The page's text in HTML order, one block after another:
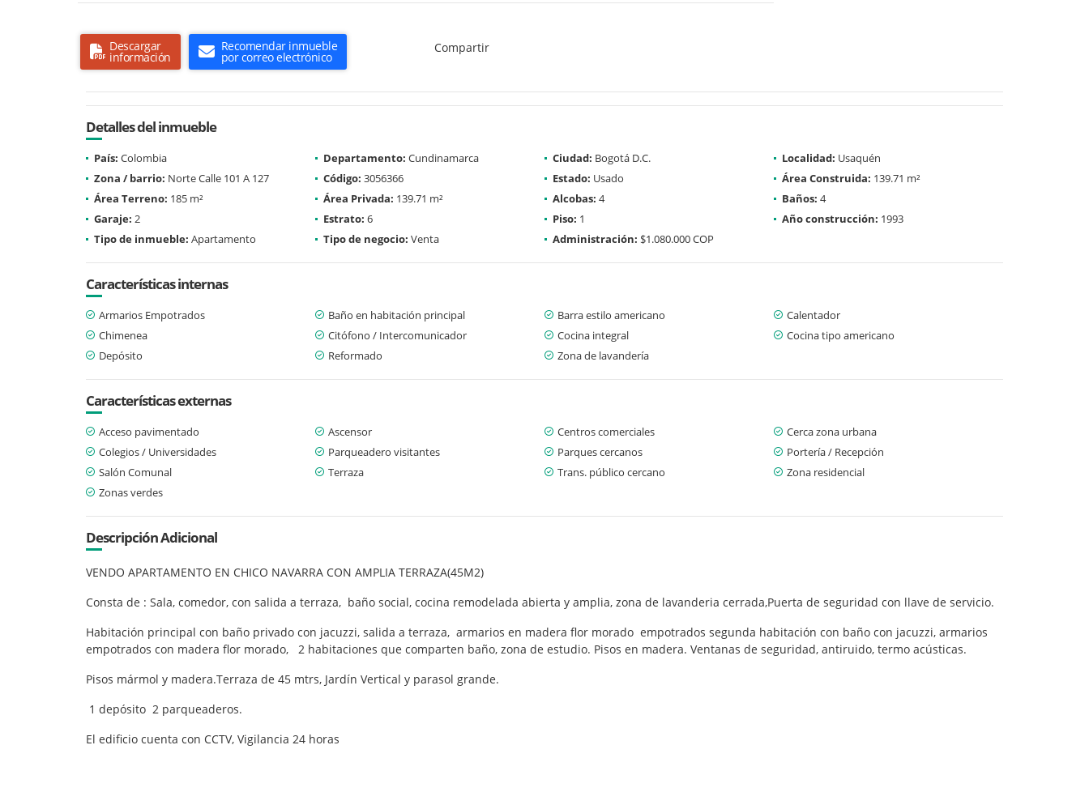
Descargar
información
Recomendar inmueble
por correo electrónico
Compartir
Detalles del inmueble
País: Colombia Departamento: Cundinamarca Ciudad: Bogotá D.C. Localidad: Usaquén
Zona / barrio: Norte Calle 101 A 127 Código: 3056366 Estado: Usado Área Construida: 139.71 m²
Área Terreno: 185 m² Área Privada: 139.71 m² Alcobas: 4 Baños: 4
Garaje: 2 Estrato: 6 Piso: 1 Año construcción: 1993
Tipo de inmueble: Apartamento Tipo de negocio: Venta Administración: $1.080.000 COP
Características internas
Armarios Empotrados Baño en habitación principal Barra estilo americano
Calentador
Chimenea
Citófono / Intercomunicador Cocina integral
Cocina tipo americano
Depósito
Reformado Zona de lavandería
Características externas
Acceso pavimentado Ascensor Centros comerciales
Cerca zona urbana
Colegios / Universidades
Parqueadero visitantes Parques cercanos
Portería / Recepción
Salón Comunal
Terraza Trans. público cercano
Zona residencial
Zonas verdes
Descripción Adicional
VENDO APARTAMENTO EN CHICO NAVARRA CON AMPLIA TERRAZA(45M2)
Consta de : Sala, comedor, con salida a terraza, baño social, cocina remodelada abierta y amplia, zona de lavanderia cerrada,Puerta de seguridad con llave de servicio.
Habitación principal con baño privado con jacuzzi, salida a terraza, armarios en madera flor morado empotrados segunda habitación con baño con jacuzzi, armarios
empotrados con madera flor morado, 2 habitaciones que comparten baño, zona de estudio. Pisos en madera. Ventanas de seguridad, antiruido, termo acústicas.
Pisos mármol y madera.Terraza de 45 mtrs, Jardín Vertical y parasol grande.
1 depósito 2 parqueaderos.
El edificio cuenta con CCTV, Vigilancia 24 horas